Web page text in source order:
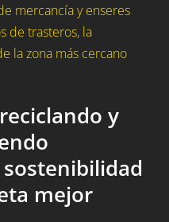
mercancía y enseres
de trasteros, la
la zona más cercano
y
mejor